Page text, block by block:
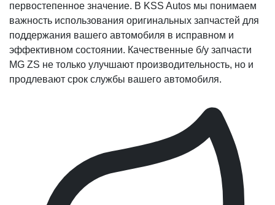
первостепенное значение. В KSS Autos мы понимаем
важность использования оригинальных запчастей для
поддержания вашего автомобиля в исправном и
эффективном состоянии. Качественные б/у запчасти
MG ZS не только улучшают производительность, но и
продлевают срок службы вашего автомобиля.